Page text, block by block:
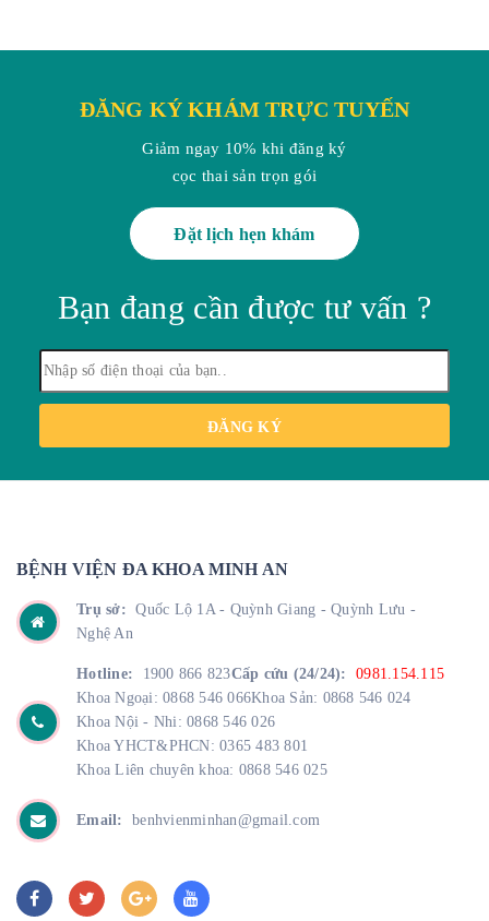
ĐĂNG KÝ KHÁM TRỰC TUYẾN
Giảm ngay 10% khi đăng ký
cọc thai sản trọn gói
Đặt lịch hẹn khám
Bạn đang cần được tư vấn ?
ĐĂNG KÝ
BỆNH VIỆN ĐA KHOA MINH AN
Trụ sở:Quốc Lộ 1A - Quỳnh Giang - Quỳnh Lưu -
Nghệ An
Hotline: 1900 866 823Cấp cứu (24/24): 0981.154.115
Khoa Ngoại: 0868 546 066Khoa Sản: 0868 546 024
Khoa Nội - Nhi: 0868 546 026
Khoa YHCT&PHCN: 0365 483 801
Khoa Liên chuyên khoa: 0868 546 025
Email: benhvienminhan@gmail.com